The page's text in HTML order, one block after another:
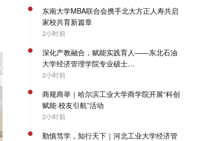
东南大学MBA联合会携手北大方正人寿共启
家校共育新篇章
2小时前
深化产教融合，赋能实践育人——东北石油
大学经济管理学院专业硕士
（MBA/MPAcc）系列教学活动圆满收官
2小时前
商规商举｜哈尔滨工业大学商学院开展“科创
赋能·校友引航”活动
2小时前
勤慎笃学，知行天下｜河北工业大学经济管